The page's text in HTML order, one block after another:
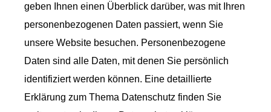
geben Ihnen einen Überblick darüber, was mit Ihren
personenbezogenen Daten passiert, wenn Sie
unsere Website besuchen. Personenbezogene
Daten sind alle Daten, mit denen Sie persönlich
identifiziert werden können. Eine detaillierte
Erklärung zum Thema Datenschutz finden Sie